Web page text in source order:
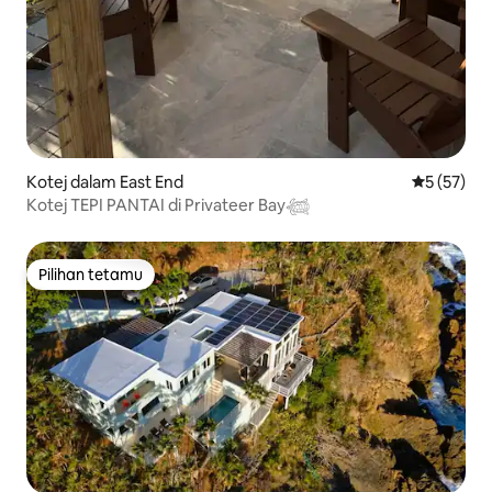
Kotej dalam East End
5 (57)
Kotej TEPI PANTAI di Privateer Bay𓆉
Pilihan tetamu
Pilihan tetamu